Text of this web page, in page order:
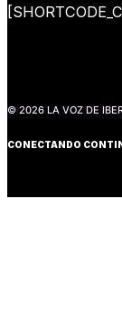
© 2026 LA VOZ DE
CONECTANDO